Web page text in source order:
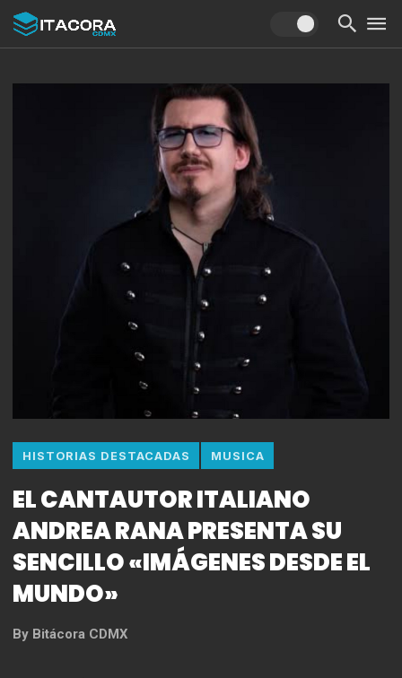
HISTORIAS DESTACADAS MUSICA
EL CANTAUTOR ITALIANO
ANDREA RANA PRESENTA SU
SENCILLO «IMÁGENES DESDE EL
MUNDO»
By Bitácora CDMX